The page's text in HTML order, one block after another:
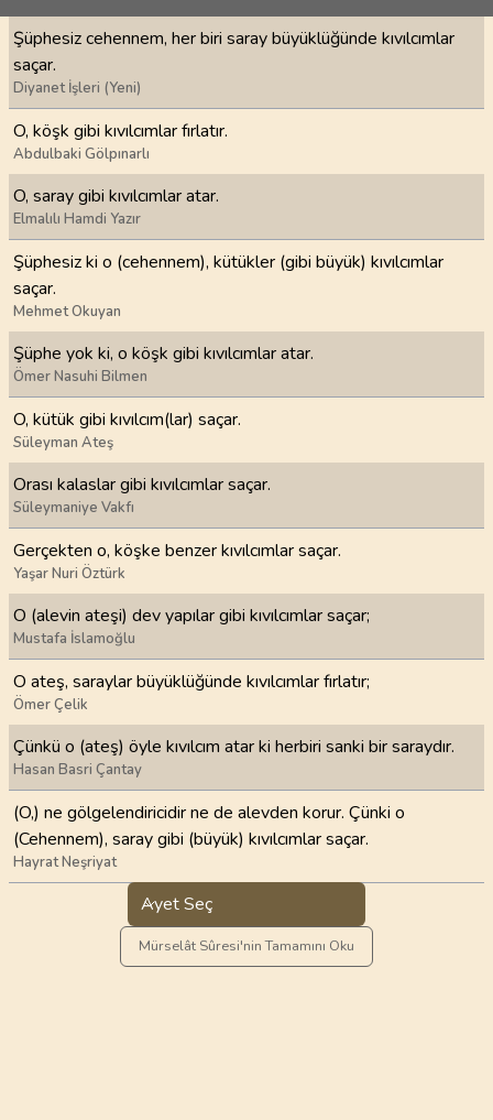
Şüphesiz cehennem, her biri saray büyüklüğünde kıvılcımlar
saçar.
Diyanet İşleri (Yeni)
O, köşk gibi kıvılcımlar fırlatır.
Abdulbaki Gölpınarlı
O, saray gibi kıvılcımlar atar.
Elmalılı Hamdi Yazır
Şüphesiz ki o (cehennem), kütükler (gibi büyük) kıvılcımlar
saçar.
Mehmet Okuyan
Şüphe yok ki, o köşk gibi kıvılcımlar atar.
Ömer Nasuhi Bilmen
O, kütük gibi kıvılcım(lar) saçar.
Süleyman Ateş
Orası kalaslar gibi kıvılcımlar saçar.
Süleymaniye Vakfı
Gerçekten o, köşke benzer kıvılcımlar saçar.
Yaşar Nuri Öztürk
O (alevin ateşi) dev yapılar gibi kıvılcımlar saçar;
Mustafa İslamoğlu
O ateş, saraylar büyüklüğünde kıvılcımlar fırlatır;
Ömer Çelik
Çünkü o (ateş) öyle kıvılcım atar ki herbiri sanki bir saraydır.
Hasan Basri Çantay
(O,) ne gölgelendiricidir ne de alevden korur. Çünki o
(Cehennem), saray gibi (büyük) kıvılcımlar saçar.
Hayrat Neşriyat
Ayet Seç
Mürselât Sûresi'nin Tamamını Oku